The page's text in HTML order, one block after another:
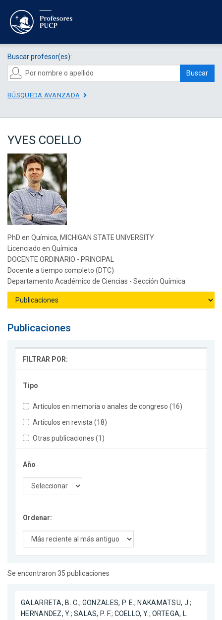
Buscar profesor(es):
Buscar
BÚSQUEDA AVANZADA
YVES COELLO
PhD en Química, MICHIGAN STATE UNIVERSITY
Licenciado en Química
DOCENTE ORDINARIO - PRINCIPAL
Docente a tiempo completo (DTC)
Departamento Académico de Ciencias - Sección Química
Publicaciones
FILTRAR POR:
Tipo
Artículos en memoria o anales de congreso (16)
Artículos en revista (18)
Otras publicaciones (1)
Año
Ordenar:
Se encontraron 35 publicaciones
GALARRETA, B. C.; GONZALES, P. E.; NAKAMATSU, J.;
HERNANDEZ, Y.; SALAS, P. F.; COELLO, Y.; ORTEGA, L.